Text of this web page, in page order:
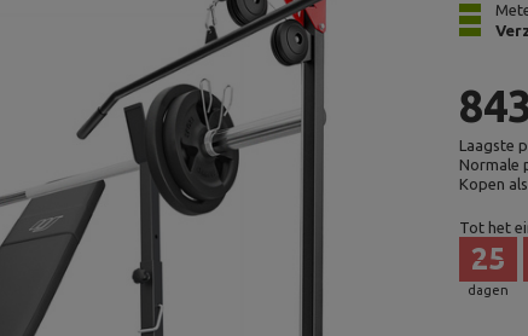
Laagste
Normale
Kopen
Tot het
dagen
25